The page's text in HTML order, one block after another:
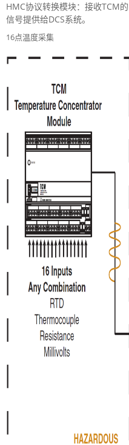
HMC协议转换模块：接收TCM
信号提供给DCS系统。
16点温度采集